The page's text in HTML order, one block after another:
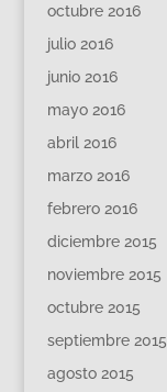
octubre 2016
julio 2016
junio 2016
mayo 2016
abril 2016
marzo 2016
febrero 2016
diciembre 2015
noviembre 2015
octubre 2015
septiembre 2015
agosto 2015